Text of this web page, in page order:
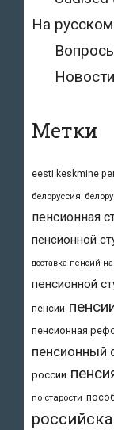
На
Новости
Метки
eesti keskmine
белоруссия
пенсионная
пенсионной
доставка пенсий
пенсионной
пенсии
пенсионная
пенсионный
россии
по старости